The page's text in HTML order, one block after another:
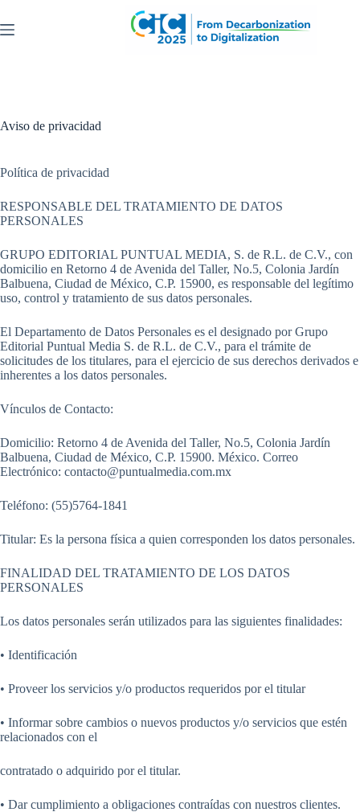
contenido
Aviso de privacidad
Política de privacidad
RESPONSABLE DEL TRATAMIENTO DE DATOS
PERSONALES
GRUPO EDITORIAL PUNTUAL MEDIA, S. de R.L. de C.V., con
domicilio en Retorno 4 de Avenida del Taller, No.5, Colonia Jardín
Balbuena, Ciudad de México, C.P. 15900, es responsable del legítimo
uso, control y tratamiento de sus datos personales.
El Departamento de Datos Personales es el designado por Grupo
Editorial Puntual Media S. de R.L. de C.V., para el trámite de
solicitudes de los titulares, para el ejercicio de sus derechos derivados e
inherentes a los datos personales.
Vínculos de Contacto:
Domicilio: Retorno 4 de Avenida del Taller, No.5, Colonia Jardín
Balbuena, Ciudad de México, C.P. 15900. México. Correo
Electrónico: contacto@puntualmedia.com.mx
Teléfono: (55)5764-1841
Titular: Es la persona física a quien corresponden los datos personales.
FINALIDAD DEL TRATAMIENTO DE LOS DATOS
PERSONALES
Los datos personales serán utilizados para las siguientes finalidades:
• Identificación
• Proveer los servicios y/o productos requeridos por el titular
• Informar sobre cambios o nuevos productos y/o servicios que estén
relacionados con el
contratado o adquirido por el titular.
• Dar cumplimiento a obligaciones contraídas con nuestros clientes.